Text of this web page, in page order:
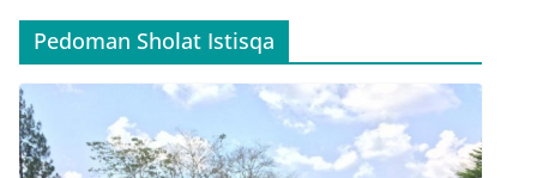
Pedoman Sholat Istisqa